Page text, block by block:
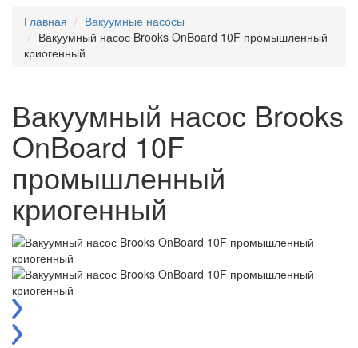
Главная
Вакуумные насосы
Вакуумный насос Brooks OnBoard 10F промышленный
криогенный
Вакуумный насос Brooks
OnBoard 10F
промышленный
криогенный